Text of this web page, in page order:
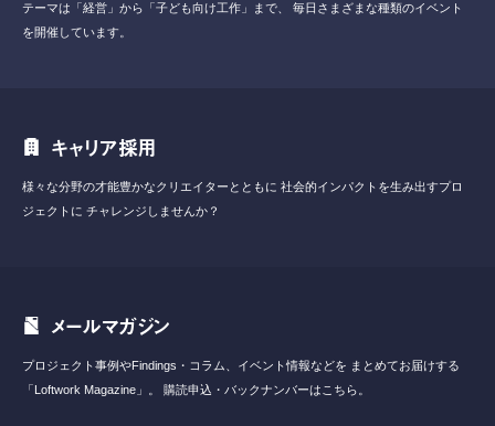
テーマは「経営」から「子ども向け工作」まで、
毎日さまざまな種類のイベント
を開催しています。
キャリア採用
様々な分野の才能豊かなクリエイターとともに 社会的インパクトを生み出すプロ
ジェクトに チャレンジしませんか？
メールマガジン
プロジェクト事例やFindings・コラム、イベント情報などを まとめてお届けする
「Loftwork Magazine」。
購読申込・バックナンバーはこちら。